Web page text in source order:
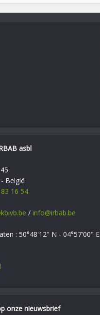
asbl
België
16 54
/ info@irbab.be
: 50°48'12" N - 04°57'00" E
onze nieuwsbrief